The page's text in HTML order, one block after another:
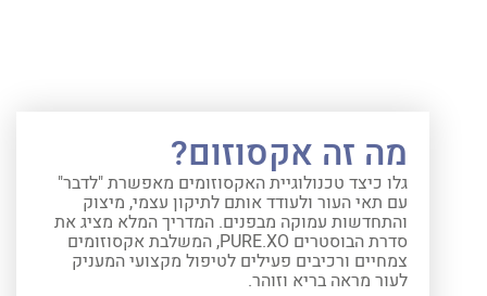
מה זה אקסוזום?
גלו כיצד טכנולוגיית האקסוזומים מאפשרת "לדבר"
עם תאי העור ולעודד אותם לתיקון עצמי, מיצוק
והתחדשות עמוקה מבפנים. המדריך המלא מציג את
סדרת הבוסטרים PURE.XO, המשלבת אקסוזומים
צמחיים ורכיבים פעילים לטיפול מקצועי המעניק
לעור מראה בריא וזוהר.